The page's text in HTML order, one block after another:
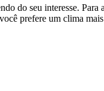
do seu interesse.
prefere um clima